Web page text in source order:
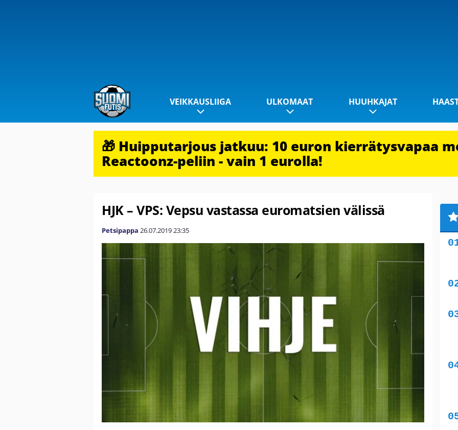
VEIKKAUSLIIGA ULKOMAAT HUUHKAJAT
🎁 Huipputarjous jatkuu: 10 euron kierrätysvapaa
Reactoonz-peliin - vain 1 eurolla!
HJK – VPS: Vepsu vastassa euromatsien välissä
Petsipappa 26.07.201923:35